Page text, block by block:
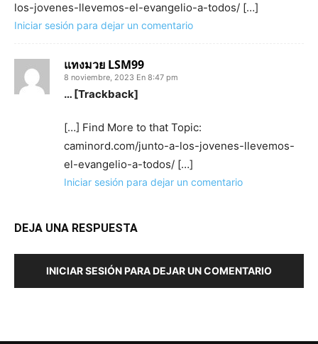
los-jovenes-llevemos-el-evangelio-a-todos/ […]
Iniciar sesión para dejar un comentario
แทงมวย LSM99
8 noviembre, 2023 En 8:47 pm
… [Trackback]
[…] Find More to that Topic:
caminord.com/junto-a-los-jovenes-llevemos-
el-evangelio-a-todos/ […]
Iniciar sesión para dejar un comentario
DEJA UNA RESPUESTA
INICIAR SESIÓN PARA DEJAR UN COMENTARIO